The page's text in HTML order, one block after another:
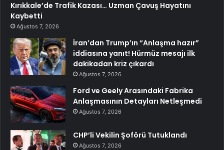
Kırıkkale’de Trafik Kazası… Uzman Çavuş Hayatını
Kaybetti
Ağustos 7, 2026
İran’dan Trump’ın “Anlaşma hazır”
iddiasına yanıt! Hürmüz mesajı ilk
dakikadan kriz çıkardı
Ağustos 7, 2026
Ford ve Geely Arasındaki Fabrika
Anlaşmasının Detayları Netleşmedi
Ağustos 7, 2026
CHP’li Vekilin Şoförü Tutuklandı
Ağustos 7, 2026